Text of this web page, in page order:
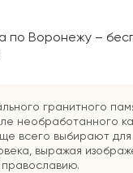
по Воронежу –
гранитного
необработанного
всего выбирают для
выражая